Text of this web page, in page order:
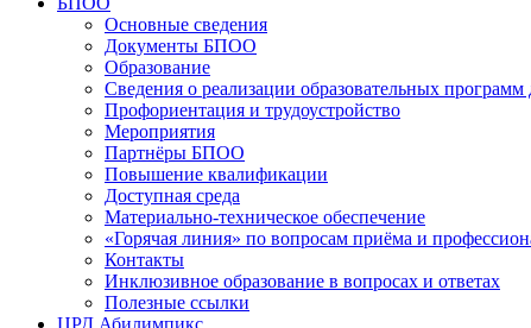
Основные сведения
Документы БПОО
Образование
Сведения о реализации образовательных
Профориентация и трудоустройство
Мероприятия
Партнёры БПОО
Повышение квалификации
Доступная среда
Материально-техническое обеспечение
«Горячая линия» по вопросам приёма и
Контакты
Инклюзивное образование в вопросах и ответах
Полезные ссылки
ЦРД Абилимпикс